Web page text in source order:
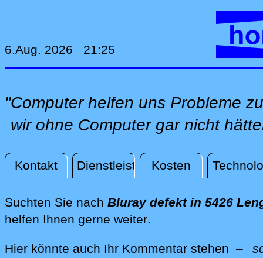
6.Aug. 2026 21:25
"Computer helfen uns Probleme
wir ohne Computer gar nicht
Kontakt DienstleistungenKosten
Aktuelles
Suchten Sie nach Bluray defekt in 5426
helfen Ihnen gerne weiterdirekt vor Ort in
.
Hier könnte auch Ihr Kommentar stehen –